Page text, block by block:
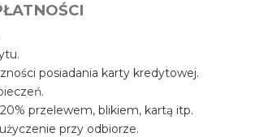
posiadania karty kredytowej.
przelewem, blikiem, kartą itp.
przy odbiorze.